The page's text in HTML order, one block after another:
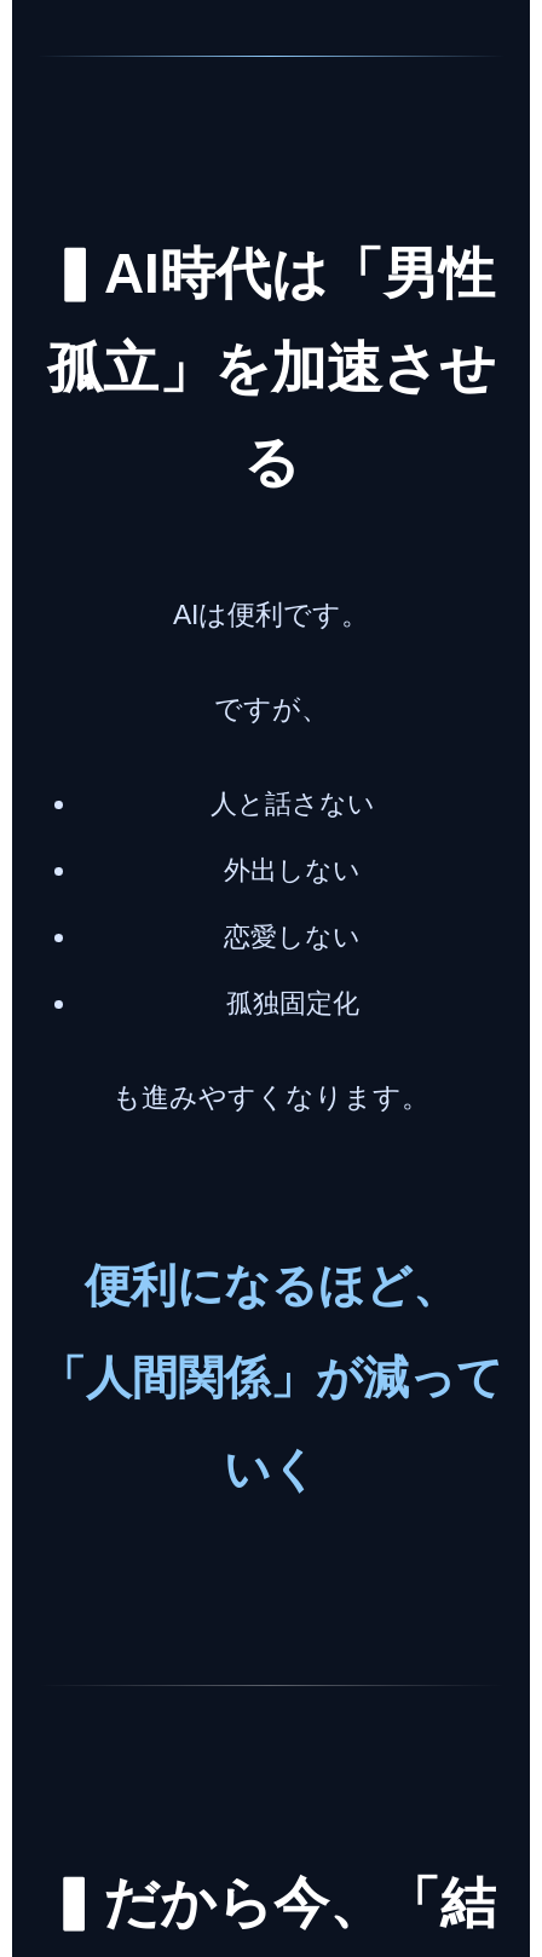
▍AI時代は「男性
孤立」を加速させ
る
AIは便利です。
ですが、
人と話さない
外出しない
恋愛しない
孤独固定化
も進みやすくなります。
便利になるほど、
「人間関係」が減って
いく
▍だから今、「結